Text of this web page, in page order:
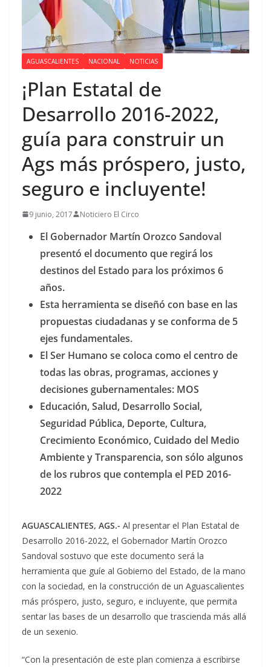
AGUASCALIENTES NACIONAL NOTICIAS
¡Plan Estatal de
Desarrollo 2016-2022,
guía para construir un
Ags más próspero, justo,
seguro e incluyente!
9 junio, 2017 Noticiero El Circo
El Gobernador Martín Orozco Sandoval
presentó el documento que regirá los
destinos del Estado para los próximos 6
años.
Esta herramienta se diseñó con base en las
propuestas ciudadanas y se conforma de 5
ejes fundamentales.
El Ser Humano se coloca como el centro de
todas las obras, programas, acciones y
decisiones gubernamentales: MOS
Educación, Salud, Desarrollo Social,
Seguridad Pública, Deporte, Cultura,
Crecimiento Económico, Cuidado del Medio
Ambiente y Transparencia, son sólo algunos
de los rubros que contempla el PED 2016-
2022
AGUASCALIENTES, AGS.- Al presentar el Plan Estatal de
Desarrollo 2016-2022, el Gobernador Martín Orozco
Sandoval sostuvo que este documento será la
herramienta que guíe al Gobierno del Estado, de la mano
con la sociedad, en la construcción de un Aguascalientes
más próspero, justo, seguro, e incluyente, que permita
sentar las bases de un desarrollo que trascienda más allá
de un sexenio.
“Con la presentación de este plan comienza a escribirse